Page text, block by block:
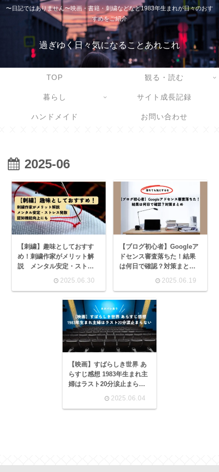
〜日記ではありません〜映画・書籍・刺繍などなど1983年生まれが日々のおす
すめをご紹介
過ぎゆく日々気になることあれこれ
TOP 観る・読む
暮らし サイト成長記録
ハンドメイド お問い合わせ
2025-06
【刺繍】趣味としておすす
め！刺繍作家がメリット解
説 メンタル安定・ストレ
2025.06.30
【ブログ初心者】Googleア
ドセンス審査落ちた！結果
は何日で確認？対策まとめ
2025.06.19
【映画】すばらしき世界 あ
らすじ感想 1983年生まれ主
婦はラスト20分涙止まらな
2025.06.04